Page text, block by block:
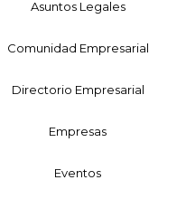
Asuntos Legales
Comunidad Empresarial
Directorio Empresarial
Empresas
Eventos